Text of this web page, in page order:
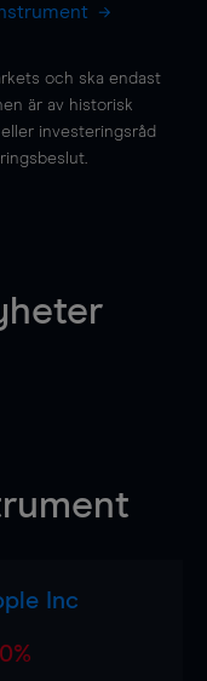
och ska endast
är av historisk
investeringsråd
Inc
0%